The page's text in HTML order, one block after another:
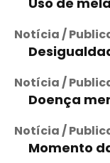
Notícia /
Notícia /
Doença
Notícia /
Momento